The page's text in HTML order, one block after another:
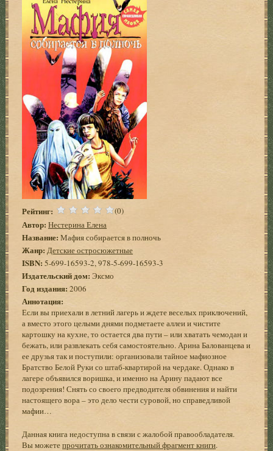
Рейтинг: (0)
Автор: Нестерина Елена
Название: Мафия собирается в полночь
Жанр: Детские остросюжетные
ISBN:5-699-16593-2, 978-5-699-16593-3
Издательский дом: Эксмо
Год издания: 2006
Аннотация:
Если вы приехали в летний лагерь и ждете веселых приключений,
а вместо этого целыми днями подметаете аллеи и чистите
картошку на кухне, то остается два пути – или хватать чемодан и
бежать, или развлекать себя самостоятельно. Арина Балованцева и
ее друзья так и поступили: организовали тайное мафиозное
Братство Белой Руки со штаб-квартирой на чердаке. Однако в
лагере объявился воришка, и именно на Арину падают все
подозрения! Снять со своего предводителя обвинения и найти
настоящего вора – это дело чести суровой, но справедливой
мафии…
Данная книга недоступна в связи с жалобой правообладателя.
Вы можетепрочитать ознакомительный фрагмент книги.